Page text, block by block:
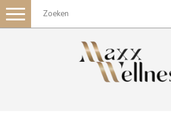
Toggle
navigation